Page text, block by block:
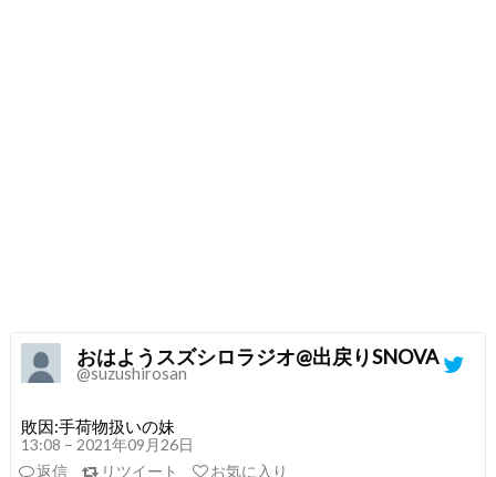
おはようスズシロラジオ@出戻りSNOVA
@suzushirosan
敗因:手荷物扱いの妹
13:08 – 2021年09月26日
返信
リツイート お気に入り